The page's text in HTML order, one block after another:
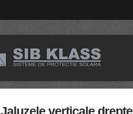
Jaluzele verticale drepte